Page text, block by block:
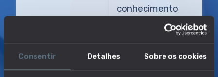
Consentir Detalhes Sobre os cookies
conhecimento